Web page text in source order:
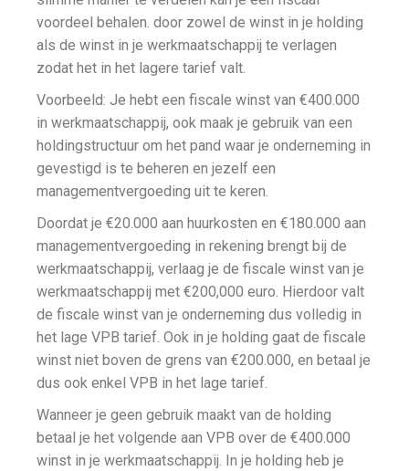
voordeel behalen. door zowel de winst in je holding
als de winst in je werkmaatschappij te verlagen
zodat het in het lagere tarief valt.
Voorbeeld: Je hebt een fiscale winst van €400.000
in werkmaatschappij, ook maak je gebruik van een
holdingstructuur om het pand waar je onderneming in
gevestigd is te beheren en jezelf een
managementvergoeding uit te keren.
Doordat je €20.000 aan huurkosten en €180.000 aan
managementvergoeding in rekening brengt bij de
werkmaatschappij, verlaag je de fiscale winst van je
werkmaatschappij met €200,000 euro. Hierdoor valt
de fiscale winst van je onderneming dus volledig in
het lage VPB tarief. Ook in je holding gaat de fiscale
winst niet boven de grens van €200.000, en betaal je
dus ook enkel VPB in het lage tarief.
Wanneer je geen gebruik maakt van de holding
betaal je het volgende aan VPB over de €400.000
winst in je werkmaatschappij. In je holding heb je